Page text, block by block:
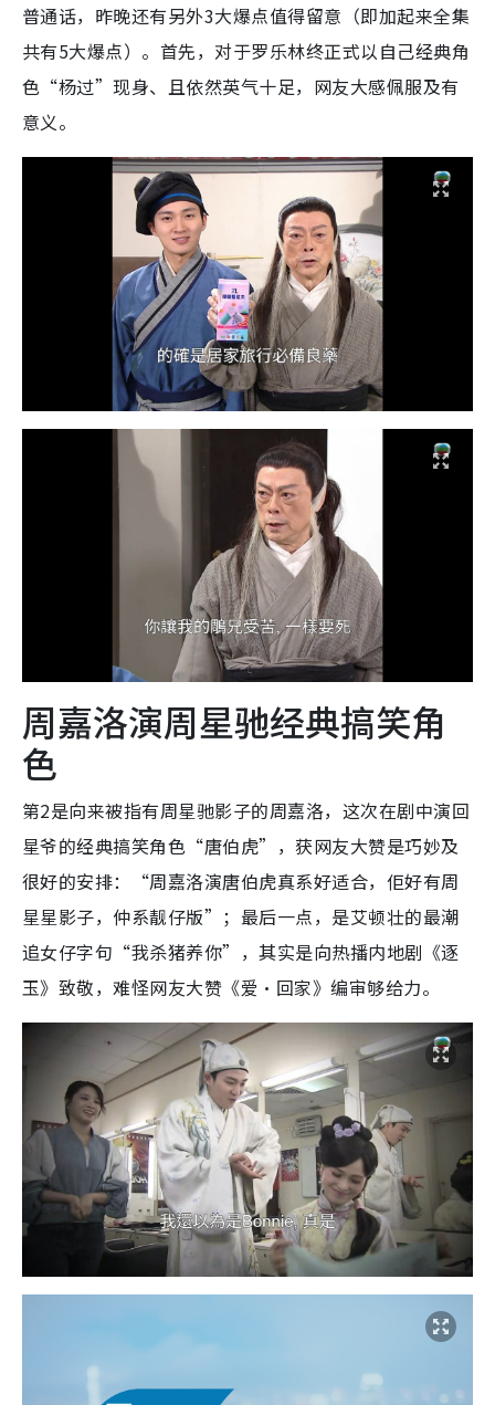
普通话，昨晚还有另外3大爆点值得留意（即加起来全集
共有5大爆点）。首先，对于罗乐林终正式以自己经典角
色“杨过”现身、且依然英气十足，网友大感佩服及有
意义。
周嘉洛演周星驰经典搞笑角
色
第2是向来被指有周星驰影子的周嘉洛，这次在剧中演回
星爷的经典搞笑角色“唐伯虎”，获网友大赞是巧妙及
很好的安排：“周嘉洛演唐伯虎真系好适合，佢好有周
星星影子，仲系靓仔版”；最后一点，是艾顿壮的最潮
追女仔字句“我杀猪养你”，其实是向热播内地剧《逐
玉》致敬，难怪网友大赞《爱‧回家》编审够给力。